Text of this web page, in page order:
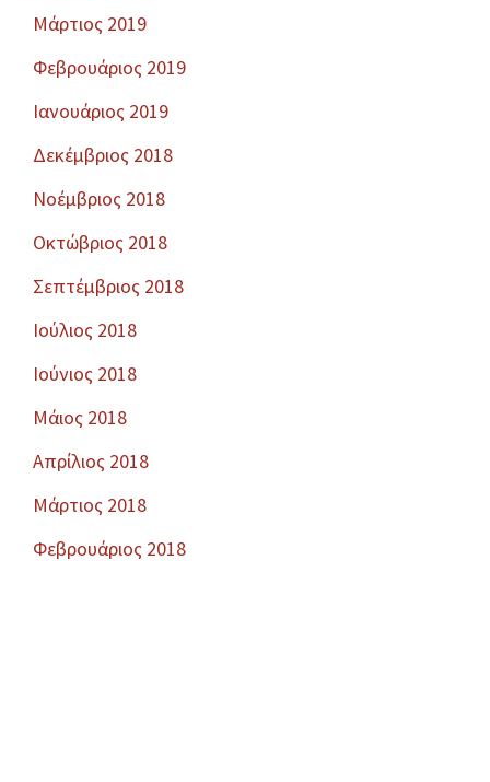
Μάρτιος 2019
Φεβρουάριος 2019
Ιανουάριος 2019
Δεκέμβριος 2018
Νοέμβριος 2018
Οκτώβριος 2018
Σεπτέμβριος 2018
Ιούλιος 2018
Ιούνιος 2018
Μάιος 2018
Απρίλιος 2018
Μάρτιος 2018
Φεβρουάριος 2018